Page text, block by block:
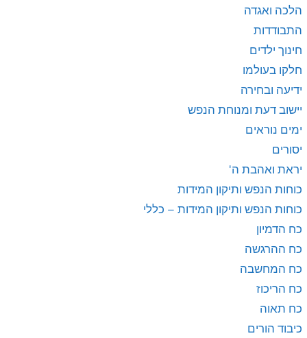
הלכה ואגדה
התבודדות
חינוך ילדים
חלקו בעולמו
ידיעה ובחירה
יישוב דעת ומנוחת הנפש
ימים נוראים
יסורים
יראת ואהבת ה'
כוחות הנפש ותיקון המידות
כוחות הנפש ותיקון המידות – כללי
כח הדמיון
כח ההרגשה
כח המחשבה
כח הריכוז
כח תאוה
כיבוד הורים